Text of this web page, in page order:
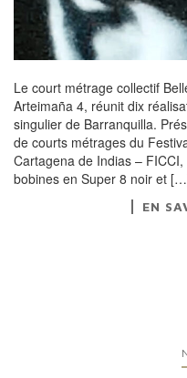
Le court métrage collectif
Arteimaña 4, réunit dix
singulier de Barranquilla.
de courts métrages du
Cartagena de Indias –
bobines en Super 8 noir et
EN